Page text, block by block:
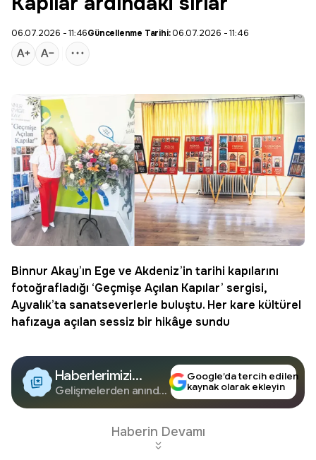
06.07.2026 - 11:46Güncellenme Tarihi:06.07.2026 - 11:46
Binnur Akay’ın Ege ve Akdeniz’in tarihi kapılarını
fotoğrafladığı ‘Geçmişe Açılan Kapılar’ sergisi,
Ayvalık’ta sanatseverlerle buluştu. Her kare kültürel
hafızaya açılan sessiz bir hikâye sundu
Haberlerimizi
Google'da Takip
Edin
Gelişmelerden anında
Google’da tercih edilen
kaynak olarak ekleyin
Haberin Devamı